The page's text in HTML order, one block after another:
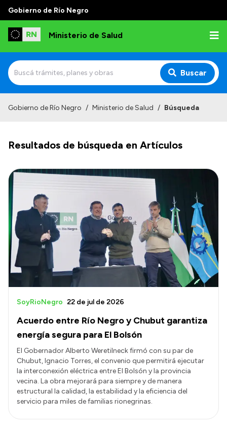
Gobierno de Río Negro
Ministerio de Salud
Buscar
Normativa y Funciones
Autoridades
Consejos locales
Transparencia
Presupuesto
Boletín Oficial
Compras y licitaciones
Consulta de expedientes
Convocatorias
Intranet
Login
Gobierno de Río Negro / Ministerio de Salud / Búsqueda
Resultados de búsqueda en Artículos
Acuerdo entre Río Negro y Chubut garantiza
energía segura para El Bolsón
SoyRioNegro 22 de jul de 2026
El Gobernador Alberto Weretilneck firmó con su par de
Chubut, Ignacio Torres, el convenio que permitirá ejecutar
la interconexión eléctrica entre El Bolsón y la provincia
vecina. La obra mejorará para siempre y de manera
estructural la calidad, la estabilidad y la eficiencia del
servicio para miles de familias rionegrinas.